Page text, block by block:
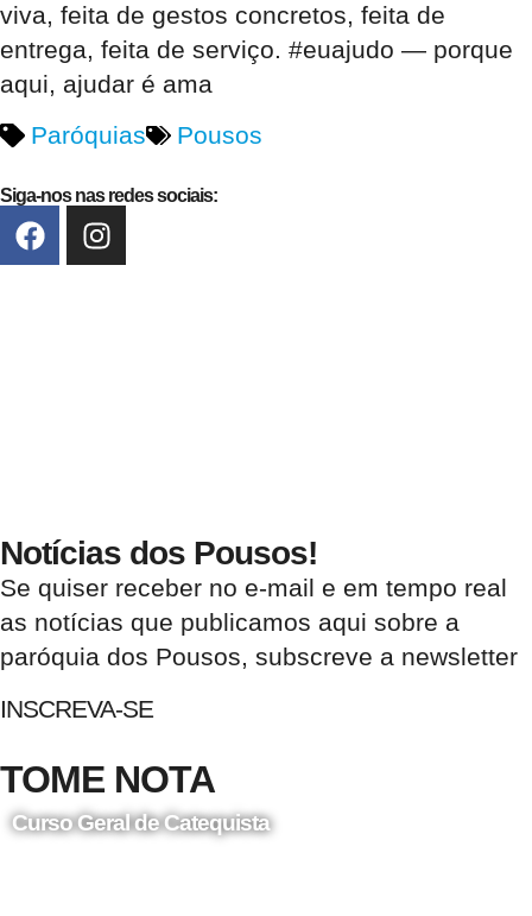
viva, feita de gestos concretos, feita de
entrega, feita de serviço. #euajudo — porque
aqui, ajudar é ama
Paróquias
Pousos
Siga-nos nas redes sociais:
Notícias dos Pousos!
Se quiser receber no e-mail e em tempo real
as notícias que publicamos aqui sobre a
paróquia dos Pousos, subscreve a newsletter
INSCREVA-SE
TOME NOTA
Curso Geral de Catequista